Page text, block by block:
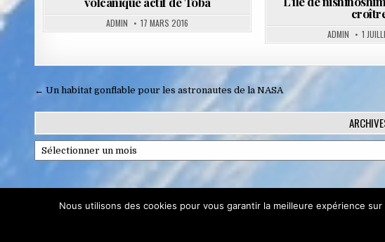
ADMIN 17 MARS 2016
ADMIN 1
Navigation
de
l’article
← Un habitat gonflable pour les astronautes de la NASA
Archives
Terra Projects
Confidentialité et cookies : ce site utilise des cookies. En continuant à utiliser ce site
Nous utilisons des cookies pour vous garantir la meilleure expérience